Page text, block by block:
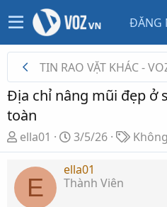
TIN RAO VẶT KHÁC -
Địa chỉ nâng mũi đẹp ở
toàn
T
h
r
a
ella01
N
g
à
y
3/5/26
T
ừ
E
ella01
Thành Viên